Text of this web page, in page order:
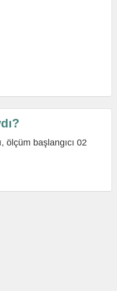
ölçüm başlangıcı 02